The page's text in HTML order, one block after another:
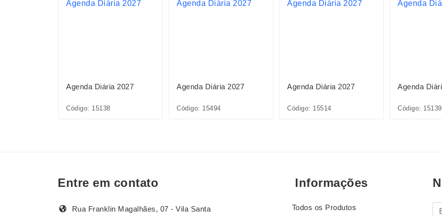
Agenda Diária 2027
Código: 15138
Agenda Diária 2027
Código: 15494
Agenda Diária 2027
Código: 15514
Agenda
Código: 15139
Entre em contato
Rua Franklin Magalhães, 07 - Vila Santa
Informações
Todos os Produtos